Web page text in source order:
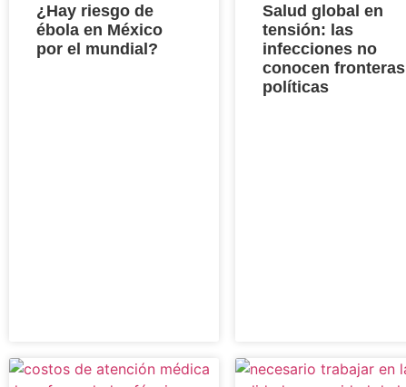
¿Hay riesgo de
ébola en México
por el mundial?
Salud global en
tensión: las
infecciones no
conocen fronteras
políticas